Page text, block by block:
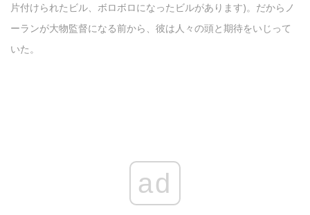
片付けられたビル、ボロボロになったビルがあります)。だからノ
ーランが大物監督になる前から、彼は人々の頭と期待をいじって
いた。
ad